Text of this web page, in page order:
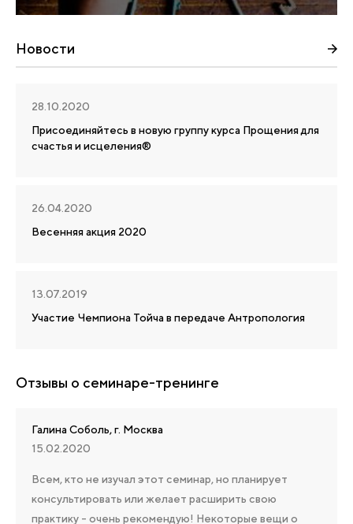
Новости
28.10.2020
Присоединяйтесь в новую группу курса Прощения для
счастья и исцеления®
26.04.2020
Весенняя акция 2020
13.07.2019
Участие Чемпиона Тойча в передаче Антропология
Отзывы о семинаре-тренинге
Галина Соболь, г. Москва
15.02.2020
Всем, кто не изучал этот семинар, но планирует
консультировать или желает расширить свою
практику - очень рекомендую! Некоторые вещи о